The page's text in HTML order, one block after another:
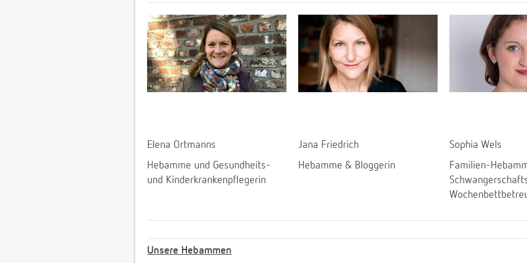
Elena Ortmanns
Hebamme und Gesundheits-
und Kinderkrankenpflegerin
Jana Friedrich
Hebamme & Bloggerin
Sophia Wels
Familien-
Unsere Hebammen